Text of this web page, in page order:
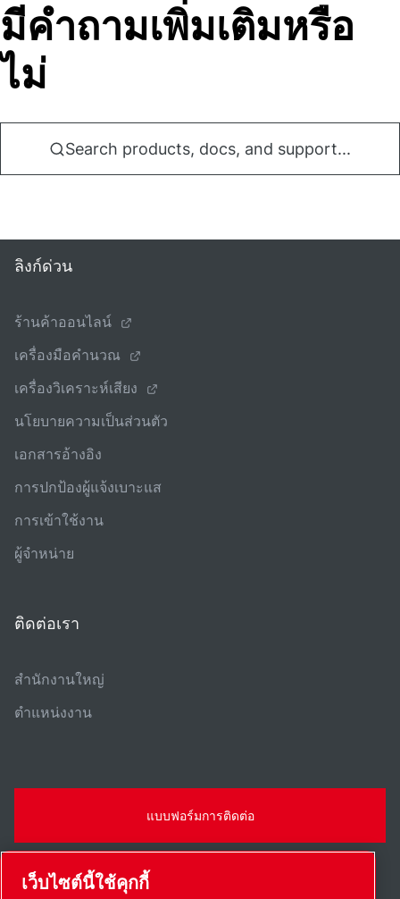
มีคําถามเพิ่มเติมหรือ
ไม่
Search products, docs, and support...
ลิงก์ด่วน
ร้านค้าออนไลน์
เครื่องมือคํานวณ
เครื่องวิเคราะห์เสียง
นโยบายความเป็นส่วนตัว
เอกสารอ้างอิง
การปกป้องผู้แจ้งเบาะแส
การเข้าใช้งาน
ผู้จําหน่าย
ติดต่อเรา
สํานักงานใหญ่
ตําแหน่งงาน
แบบฟอร์มการติดต่อ
เว็บไซต์นี้ใช้คุกกี้